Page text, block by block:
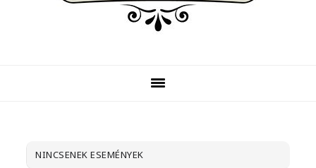
NINCSENEK ESEMÉNYEK